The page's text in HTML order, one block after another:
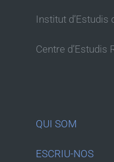
Institut d’Estudis
Centre d’Estudis
QUI SOM
ESCRIU-NOS